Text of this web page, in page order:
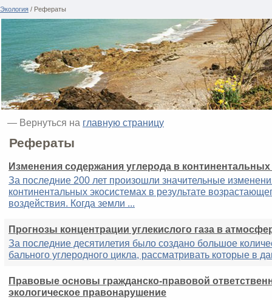
Экология / Рефераты
— Вернуться на главную страницу
Рефераты
Изменения содержания углерода в континентальных
За последние 200 лет произошли значительные
континентальных экосистемах в результате
воздействия. Когда земли ...
Прогнозы концентрации углекислого газа в
За последние десятилетия было создано большое
бального углеродного цикла, рассматривать которые в
Правовые основы гражданско-правовой
экологическое правонарушение